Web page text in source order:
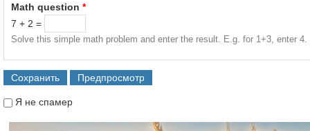
Math question *
7 + 2 =
Solve this simple math problem and enter the result. E.g. for 1+3, enter 4.
Я не спамер